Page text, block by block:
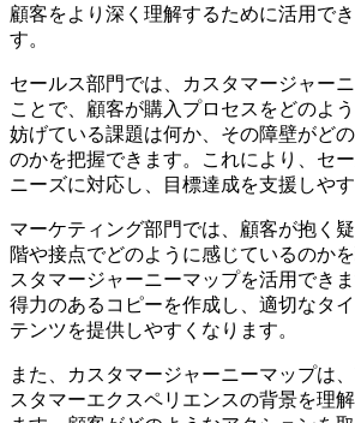
顧客をより深く理解するために活用で
す。
セールス部門では、カスタマージャー
ことで、顧客が購入プロセスをどのよ
妨げている課題は何か、その障壁がど
のかを把握できます。これにより、セ
ニーズに対応し、目標達成を支援しやす
マーケティング部門では、顧客が抱く
階や接点でどのように感じているのか
スタマージャーニーマップを活用でき
得力のあるコピーを作成し、適切なタ
テンツを提供しやすくなります。
また、カスタマージャーニーマップは
スタマーエクスペリエンスの背景を理